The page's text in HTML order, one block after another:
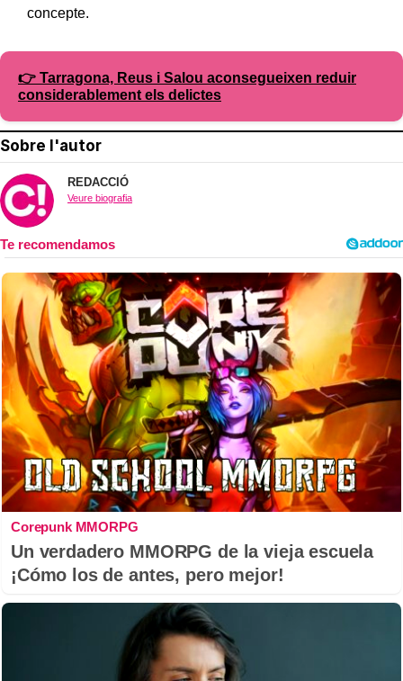
concepte.
👉 Tarragona, Reus i Salou aconsegueixen reduir
considerablement els delictes
Sobre l'autor
REDACCIÓ
Veure biografia
Corepunk MMORPG
Un verdadero MMORPG de la vieja escuela
¡Cómo los de antes, pero mejor!